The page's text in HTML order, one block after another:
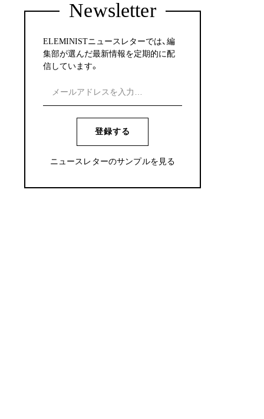
Newsletter
ELEMINISTニュースレターでは、編
集部が選んだ最新情報を定期的に配
信しています。
登録する
ニュースレターのサンプルを見る